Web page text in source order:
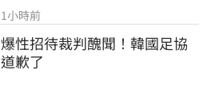
1小時前
爆性招待裁判醜聞！韓國足協
道歉了